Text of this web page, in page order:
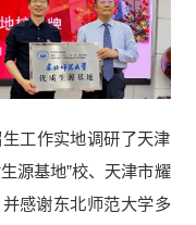
工作实地调研了天津
源基地”校、天津市耀
感谢东北师范大学多